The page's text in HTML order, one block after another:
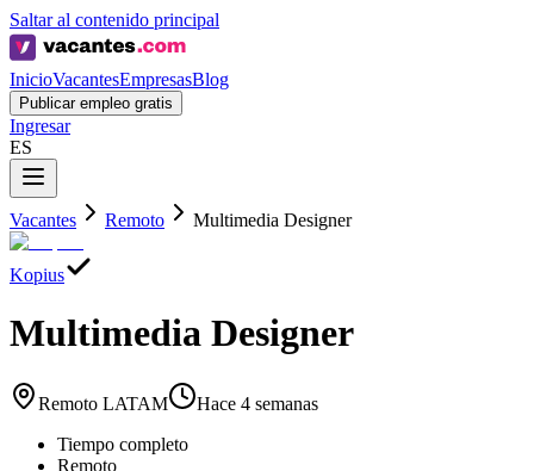
Saltar al contenido principal
InicioVacantesEmpresasBlog
Publicar empleo gratis
Ingresar
ES
Vacantes Remoto Multimedia Designer
Kopius
Multimedia Designer
Remoto LATAM
Hace 4 semanas
Tiempo completo
Remoto